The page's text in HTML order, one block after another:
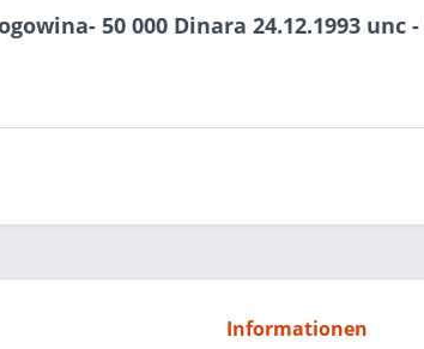
50 000 Dinara 24.12.1993 unc
Informationen